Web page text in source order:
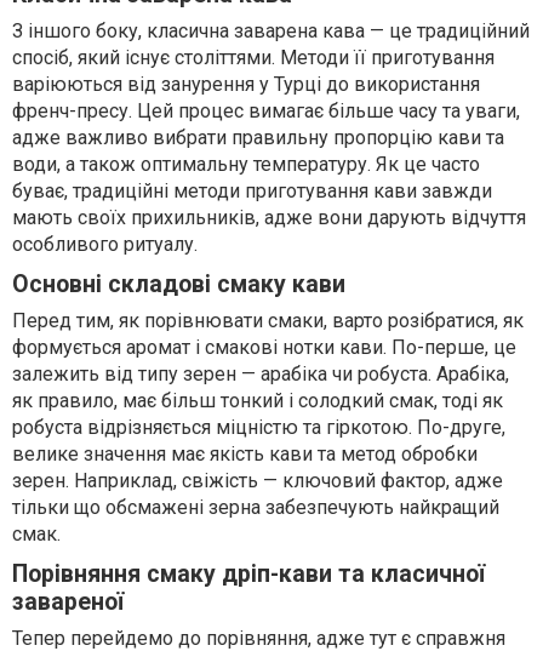
З іншого боку, класична заварена кава — це традиційний
спосіб, який існує століттями. Методи її приготування
варіюються від занурення у Турці до використання
френч-пресу. Цей процес вимагає більше часу та уваги,
адже важливо вибрати правильну пропорцію кави та
води, а також оптимальну температуру. Як це часто
буває, традиційні методи приготування кави завжди
мають своїх прихильників, адже вони дарують відчуття
особливого ритуалу.
Основні складові смаку кави
Перед тим, як порівнювати смаки, варто розібратися, як
формується аромат і смакові нотки кави. По-перше, це
залежить від типу зерен — арабіка чи робуста. Арабіка,
як правило, має більш тонкий і солодкий смак, тоді як
робуста відрізняється міцністю та гіркотою. По-друге,
велике значення має якість кави та метод обробки
зерен. Наприклад, свіжість — ключовий фактор, адже
тільки що обсмажені зерна забезпечують найкращий
смак.
Порівняння смаку дріп-кави та класичної
завареної
Тепер перейдемо до порівняння, адже тут є справжня